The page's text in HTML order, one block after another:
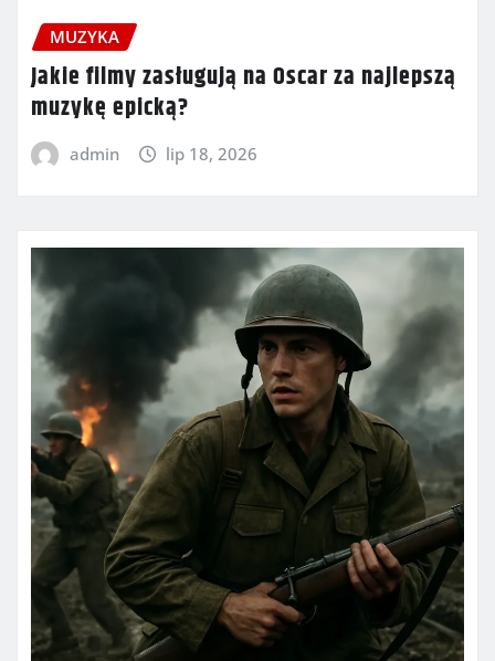
MUZYKA
Jakie filmy zasługują na Oscar za najlepszą
muzykę epicką?
admin lip 18, 2026